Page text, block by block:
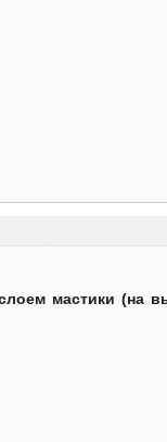
мастики (на